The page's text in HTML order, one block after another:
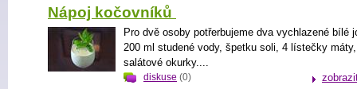
Nápoj kočovníků
Pro dvě osoby potřerbujeme dva vychlazené bílé
200 ml studené vody, špetku soli, 4 lístečky
salátové okurky....
diskuse (0)